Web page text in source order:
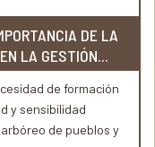
DE LA
LA GESTIÓN...
de formación
y sensibilidad
de pueblos y